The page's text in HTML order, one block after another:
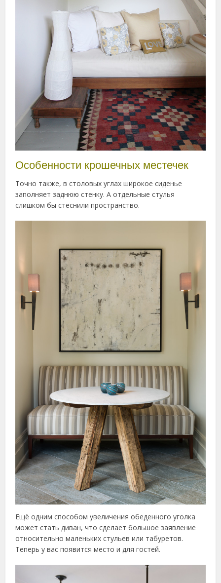
Особенности крошечных местечек
Точно также, в столовых углах широкое сиденье
заполняет заднюю стенку. А отдельные стулья
слишком бы стеснили пространство.
Ещё одним способом увеличения обеденного уголка
может стать диван, что сделает большое заявление
относительно маленьких стульев или табуретов.
Теперь у вас появится место и для гостей.